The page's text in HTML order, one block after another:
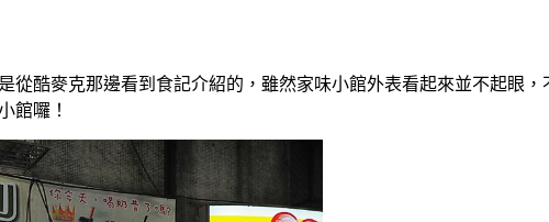
從酷麥克那邊看到食記介紹的，雖然家味小館外表看起來並不起眼
館囉！